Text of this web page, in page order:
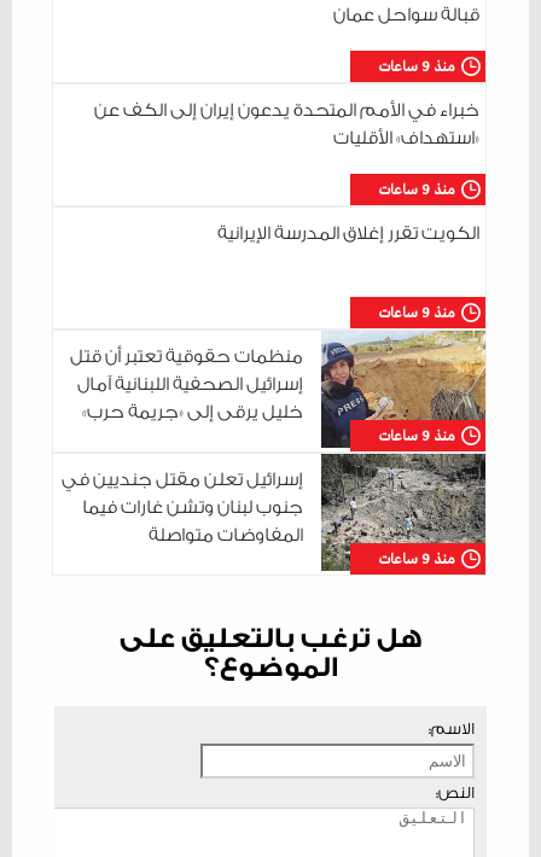
منذ 9 ساعات
قبالة سواحل عمان
منذ 9 ساعات
خبراء في الأمم المتحدة يدعون إيران إلى الكف عن
«استهداف» الأقليات
منذ 9 ساعات
الكويت تقرر إغلاق المدرسة الإيرانية
منذ 9 ساعات
منظمات حقوقية تعتبر أن قتل
إسرائيل الصحفية اللبنانية آمال
خليل يرقى إلى «جريمة حرب»
منذ 9 ساعات
إسرائيل تعلن مقتل جنديين في
جنوب لبنان وتشن غارات فيما
المفاوضات متواصلة
هل ترغب بالتعليق على
الموضوع؟
الاسم:
النص: